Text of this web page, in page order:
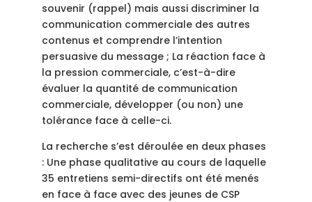
souvenir (rappel) mais aussi discriminer la
communication commerciale des autres
contenus et comprendre l’intention
persuasive du message ; La réaction face à
la pression commerciale, c’est-à-dire
évaluer la quantité de communication
commerciale, développer (ou non) une
tolérance face à celle-ci.
La recherche s’est déroulée en deux phases
: Une phase qualitative au cours de laquelle
35 entretiens semi-directifs ont été menés
en face à face avec des jeunes de CSP